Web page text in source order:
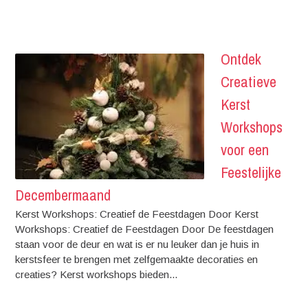
Ontdek
Creatieve
Kerst
Workshops
voor een
Feestelijke
Decembermaand
Kerst Workshops: Creatief de Feestdagen Door Kerst
Workshops: Creatief de Feestdagen Door De feestdagen
staan voor de deur en wat is er nu leuker dan je huis in
kerstsfeer te brengen met zelfgemaakte decoraties en
creaties? Kerst workshops bieden...